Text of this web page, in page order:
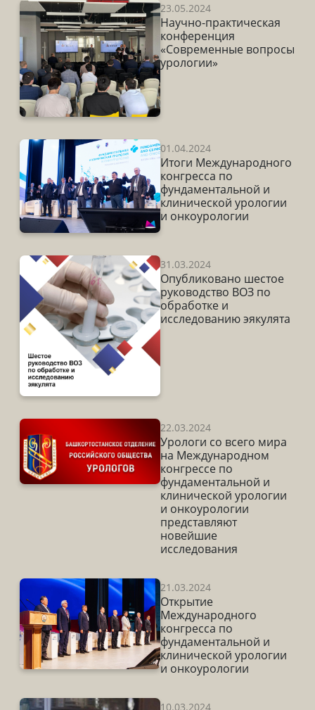
23.05.2024
Научно-практическая
конференция
«Современные вопросы
урологии»
01.04.2024
Итоги Международного
конгресса по
фундаментальной и
клинической урологии
и онкоурологии
31.03.2024
Опубликовано шестое
руководство ВОЗ по
обработке и
исследованию эякулята
22.03.2024
Урологи со всего мира
на Международном
конгрессе по
фундаментальной и
клинической урологии
и онкоурологии
представляют
новейшие
исследования
21.03.2024
Открытие
Международного
конгресса по
фундаментальной и
клинической урологии
и онкоурологии
10.03.2024